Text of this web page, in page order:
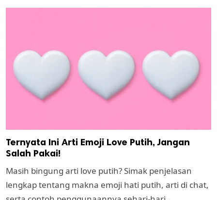
Ternyata Ini Arti Emoji Love Putih, Jangan
Salah Pakai!
Masih bingung arti love putih? Simak penjelasan
lengkap tentang makna emoji hati putih, arti di chat,